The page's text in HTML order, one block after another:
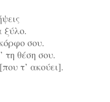
ξύλο.
σου.
τη θέση σου.
τ’ ακούει].